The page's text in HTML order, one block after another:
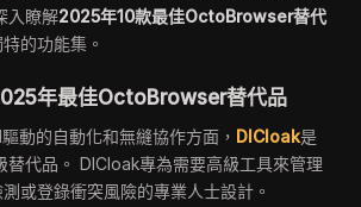
入瞭解2025年10款最佳OctoBrowser替代
的功能集。
年最佳OctoBrowser替代品
動的自動化和無縫協作方面， DICloak是
代品。 DICloak專為需要高級工具來管理
或登錄衝突風險的專業人士設計。